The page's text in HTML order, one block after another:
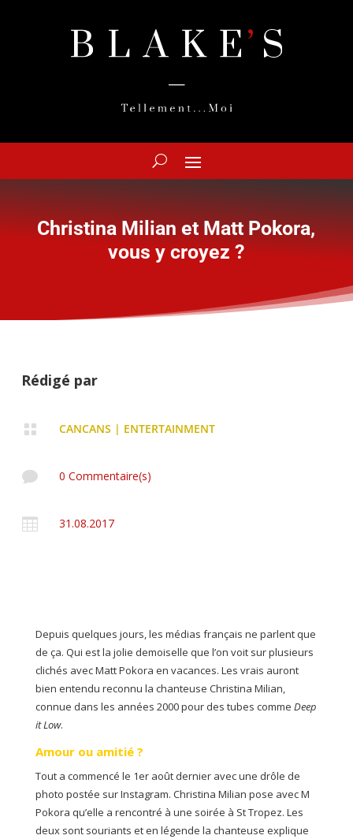
Christina Milian et Matt Pokora,
vous y croyez ?
Rédigé par
 CANCANS | ENTERTAINMENT
 0 Commentaire(s)
 31.08.2017
Depuis quelques jours, les médias français ne parlent que
de ça. Qui est la jolie demoiselle que l’on voit sur plusieurs
clichés avec Matt Pokora en vacances. Les vrais auront
bien entendu reconnu la chanteuse Christina Milian,
connue dans les années 2000 pour des tubes comme Deep
it Low.
Amour ou amitié ?
Tout a commencé le 1er août dernier avec une drôle de
photo postée sur Instagram. Christina Milian pose avec M
Pokora qu’elle a rencontré à une soirée à St Tropez. Les
deux sont souriants et en légende la chanteuse explique